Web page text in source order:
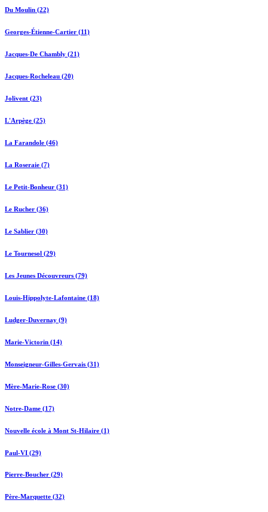
Du Moulin (22)
Georges-Étienne-Cartier (11)
Jacques-De Chambly (21)
Jacques-Rocheleau (20)
Jolivent (23)
L'Arpège (25)
La Farandole (46)
La Roseraie (7)
Le Petit-Bonheur (31)
Le Rucher (36)
Le Sablier (30)
Le Tournesol (29)
Les Jeunes Découvreurs (79)
Louis-Hippolyte-Lafontaine (18)
Ludger-Duvernay (9)
Marie-Victorin (14)
Monseigneur-Gilles-Gervais (31)
Mère-Marie-Rose (30)
Notre-Dame (17)
Nouvelle école à Mont St-Hilaire (1)
Paul-VI (29)
Pierre-Boucher (29)
Père-Marquette (32)